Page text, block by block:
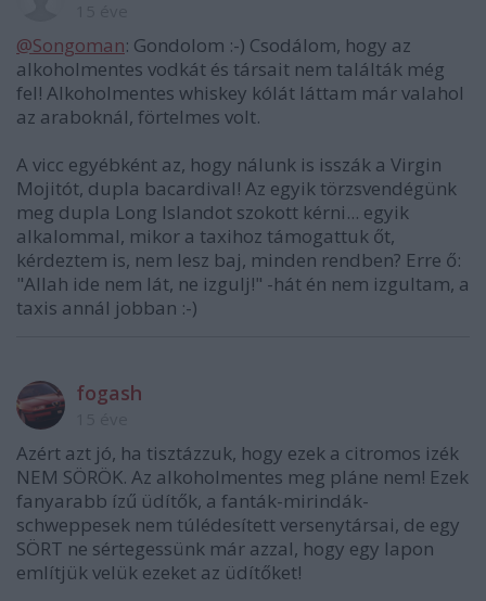
@Songoman: Gondolom :-) Csodálom, hogy az
alkoholmentes vodkát és társait nem találták még
fel! Alkoholmentes whiskey kólát láttam már valahol
az araboknál, förtelmes volt.
A vicc egyébként az, hogy nálunk is isszák a Virgin
Mojitót, dupla bacardival! Az egyik törzsvendégünk
meg dupla Long Islandot szokott kérni... egyik
alkalommal, mikor a taxihoz támogattuk őt,
kérdeztem is, nem lesz baj, minden rendben? Erre ő:
"Allah ide nem lát, ne izgulj!" -hát én nem izgultam, a
taxis annál jobban :-)
fogash
Azért azt jó, ha tisztázzuk, hogy ezek a citromos izék
NEM SÖRÖK. Az alkoholmentes meg pláne nem! Ezek
fanyarabb ízű üdítők, a fanták-mirindák-
schweppesek nem túlédesített versenytársai, de egy
SÖRT ne sértegessünk már azzal, hogy egy lapon
említjük velük ezeket az üdítőket!